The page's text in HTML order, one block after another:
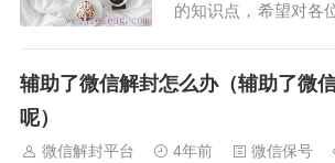
的知识点，希望对各
第三方平台源码怎么
辅助了微信解封怎么办（辅助了微
呢）
微信解封平台 4年前 微信保号